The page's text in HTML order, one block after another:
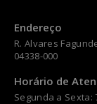
Endereço
R. Alvares
04338-000
Horário de
Segunda a Sexta: